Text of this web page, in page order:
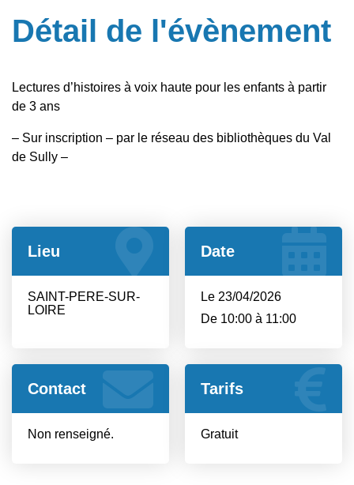
Détail de l'évènement
Lectures d’histoires à voix haute pour les enfants à partir
de 3 ans
– Sur inscription – par le réseau des bibliothèques du Val
de Sully –
Lieu
SAINT-PERE-SUR-
LOIRE
Date
Le 23/04/2026
De 10:00 à 11:00
Contact
Non renseigné.
Tarifs
Gratuit